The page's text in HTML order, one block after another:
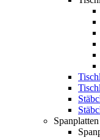
Spanplatten